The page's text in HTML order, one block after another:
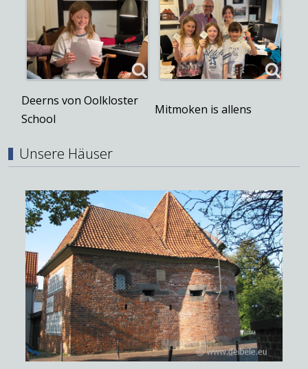
Deerns von Oolkloster
School
Mitmoken is allens
Unsere Häuser